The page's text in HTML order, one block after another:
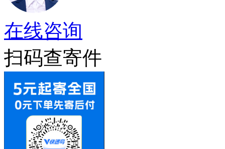
在线咨询
扫码查寄件